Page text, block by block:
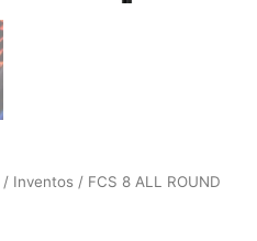
/ Inventos / FCS 8 ALL ROUND